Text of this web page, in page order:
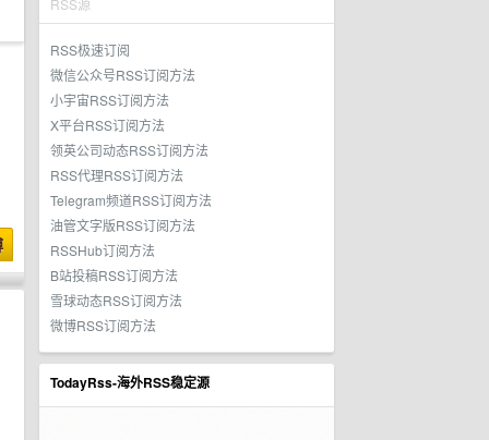
RSS源
RSS极速订阅
微信公众号RSS订阅方法
小宇宙RSS订阅方法
X平台RSS订阅方法
领英公司动态RSS订阅方法
RSS代理RSS订阅方法
Telegram频道RSS订阅方法
油管文字版RSS订阅方法
RSSHub订阅方法
B站投稿RSS订阅方法
雪球动态RSS订阅方法
微博RSS订阅方法
TodayRss-海外RSS稳定源